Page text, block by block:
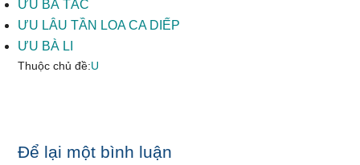
ƯU BÀ TẮC
ƯU LÂU TẦN LOA CA DIẾP
ƯU BÀ LI
Thuộc chủ đề:U
Reader
Để lại một bình luận